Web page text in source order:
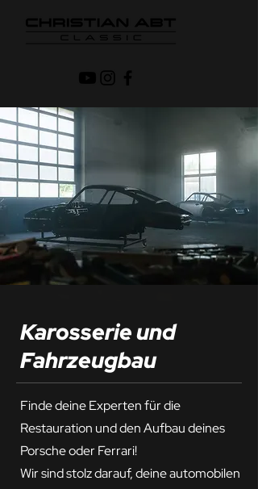
Karosserie und
Fahrzeugbau
Finde deine Experten für die
Restauration und den Aufbau deines
Porsche oder Ferrari!
Wir sind stolz darauf, deine automobilen